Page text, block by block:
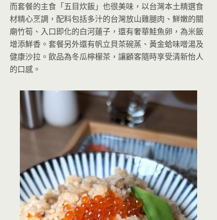
而套餐的主食「五目炊飯」也很美味，以台灣本土精選食
材精心烹調，配料包括多汁的台灣放山雞腿肉、鮮嫩的關
廟竹筍、入口即化的白河蓮子，還有奢華鮭魚卵，為米飯
增添鮮香。套餐另外還有帆立貝茶碗蒸、黃金蛤味噌湯及
健康沙拉。飲品為冬瓜檸檬茶，讓顧客隨時享受清新怡人
的口感。